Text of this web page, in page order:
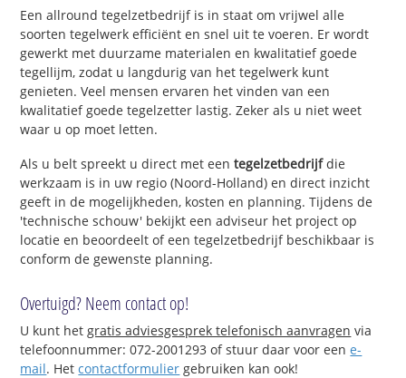
Een allround tegelzetbedrijf is in staat om vrijwel alle
soorten tegelwerk efficiënt en snel uit te voeren. Er wordt
gewerkt met duurzame materialen en kwalitatief goede
tegellijm, zodat u langdurig van het tegelwerk kunt
genieten. Veel mensen ervaren het vinden van een
kwalitatief goede tegelzetter lastig. Zeker als u niet weet
waar u op moet letten.
Als u belt spreekt u direct met eentegelzetbedrijfdie
werkzaam is in uw regio (Noord-Holland) en direct inzicht
geeft in de mogelijkheden, kosten en planning. Tijdens de
'technische schouw' bekijkt een adviseur het project op
locatie en beoordeelt of een tegelzetbedrijf beschikbaar is
conform de gewenste planning.
Overtuigd? Neem contact op!
U kunt hetgratis adviesgesprek telefonisch aanvragen via
telefoonnummer: 072-2001293 of stuur daar voor eene-
mail. Hetcontactformulier gebruiken kan ook!